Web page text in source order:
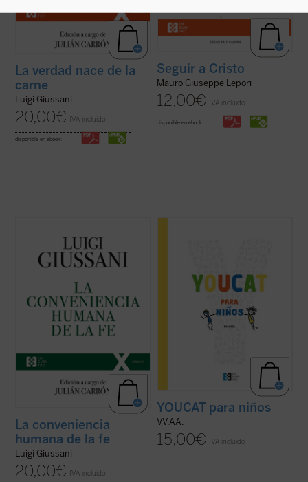
La verdad nace de la
carne
Luigi Giussani
20,00€ IVA incluido
disponible en ebook:
Seguir a Cristo
Mauro Giuseppe Lepori
12,00€ IVA incluido
disponible en ebook:
de don Luigi Giussani en los Ejercicios
espirituales de la Fraternidad de Comunión
y Liberación celebrados entre 1985 y 1987
y los diálogos que éstas suscitaron.
La conveniencia
humana de la fe
Luigi Giussani
20,00€ IVA incluido
YOUCAT para niños
VV.AA.
15,00€ IVA incluido